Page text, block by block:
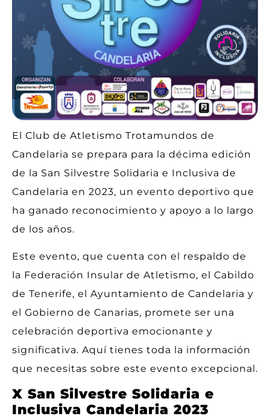
El Club de Atletismo Trotamundos de
Candelaria se prepara para la décima edición
de la San Silvestre Solidaria e Inclusiva de
Candelaria en 2023, un evento deportivo que
ha ganado reconocimiento y apoyo a lo largo
de los años.
Este evento, que cuenta con el respaldo de
la Federación Insular de Atletismo, el Cabildo
de Tenerife, el Ayuntamiento de Candelaria y
el Gobierno de Canarias, promete ser una
celebración deportiva emocionante y
significativa. Aquí tienes toda la información
que necesitas sobre este evento excepcional.
X San Silvestre Solidaria e
Inclusiva Candelaria 2023